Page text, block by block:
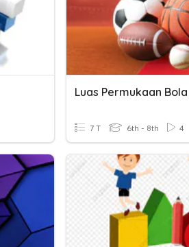
Luas Permukaan Bola
7 T 6th - 8th 4